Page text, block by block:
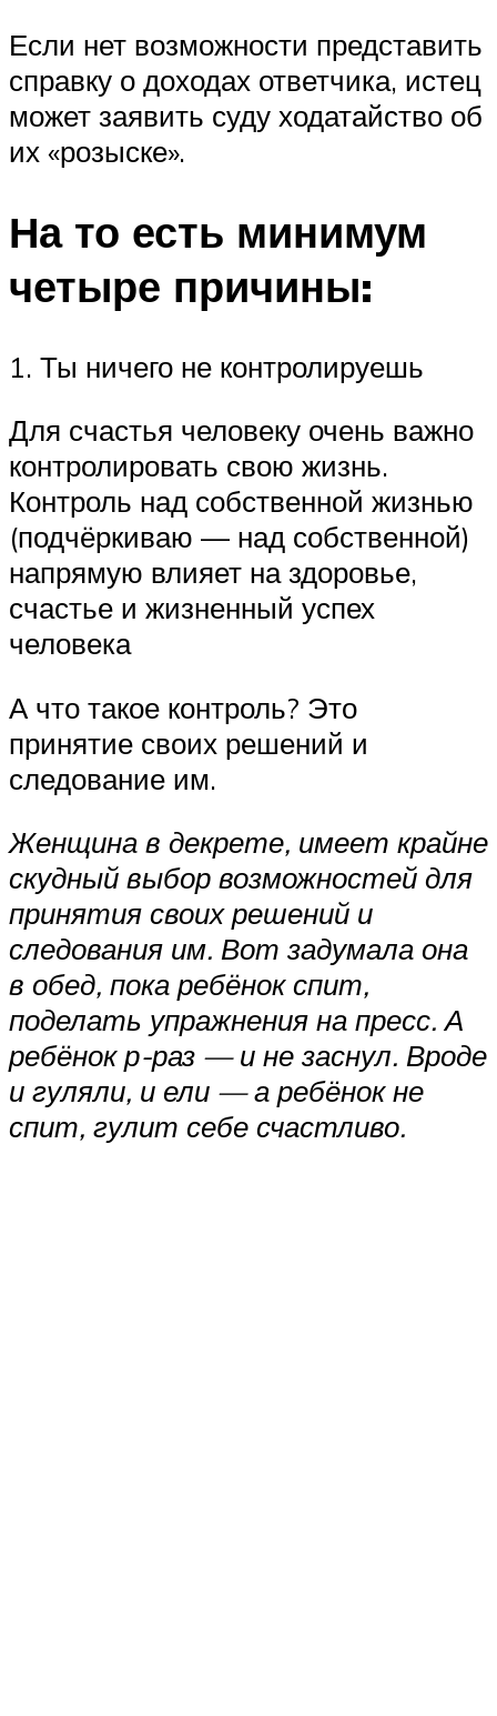
Если нет возможности представить
справку о доходах ответчика, истец
может заявить суду ходатайство об
их «розыске».
На то есть минимум
четыре причины:
1. Ты ничего не контролируешь
Для счастья человеку очень важно
контролировать свою жизнь.
Контроль над собственной жизнью
(подчёркиваю — над собственной)
напрямую влияет на здоровье,
счастье и жизненный успех
человека
А что такое контроль? Это
принятие своих решений и
следование им.
Женщина в декрете, имеет крайне
скудный выбор возможностей для
принятия своих решений и
следования им. Вот задумала она
в обед, пока ребёнок спит,
поделать упражнения на пресс. А
ребёнок р-раз — и не заснул. Вроде
и гуляли, и ели — а ребёнок не
спит, гулит себе счастливо.